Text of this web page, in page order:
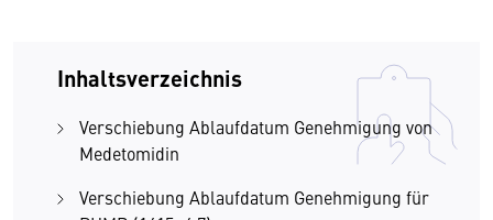
Inhaltsverzeichnis
Verschiebung Ablaufdatum Genehmigung von
Medetomidin
Verschiebung Ablaufdatum Genehmigung für